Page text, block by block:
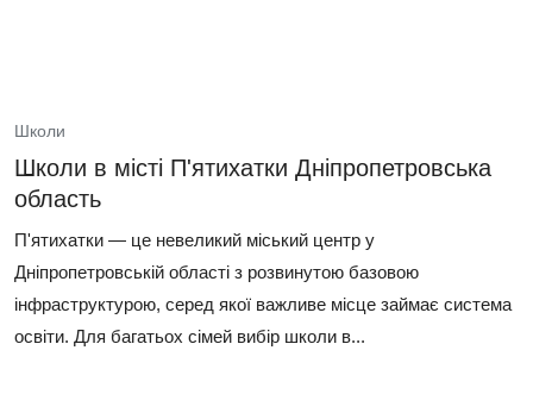
Школи
Школи в місті П'ятихатки Дніпропетровська
область
П'ятихатки — це невеликий міський центр у
Дніпропетровській області з розвинутою базовою
інфраструктурою, серед якої важливе місце займає система
освіти. Для багатьох сімей вибір школи в...